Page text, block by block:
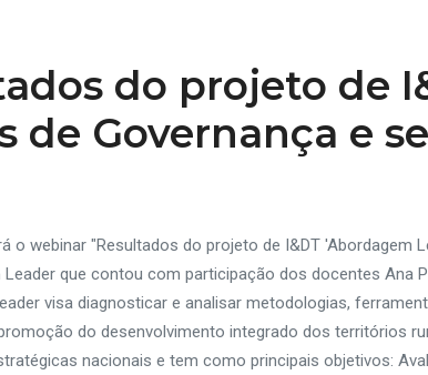
do projeto de
de Governança e
o webinar "Resultados do projeto de I&DT 'Abordagem
que contou com participação dos docentes Ana
visa diagnosticar e analisar metodologias,
do desenvolvimento integrado dos territórios
nacionais e tem como principais objetivos: